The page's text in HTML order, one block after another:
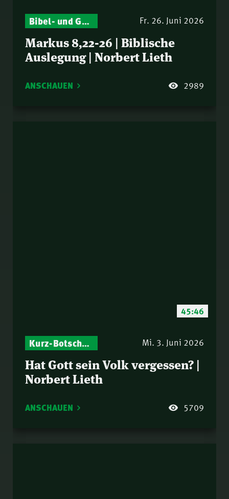
Bibel- und Gebetsstunde – Jeden Donnerstag neu: Vers-für-Vers-Auslegungen Fr. 26. Juni 2026
Markus 8,22-26 | Biblische
Auslegung | Norbert Lieth
ANSCHAUEN 2989
45:46
Israel – Biblische Perspektiven & aktuelle Einordnungen
Kurz-Botschaften – Biblische Impulse mit Zukunft im Blick Mi. 3. Juni 2026
Hat Gott sein Volk vergessen? |
Norbert Lieth
ANSCHAUEN 5709